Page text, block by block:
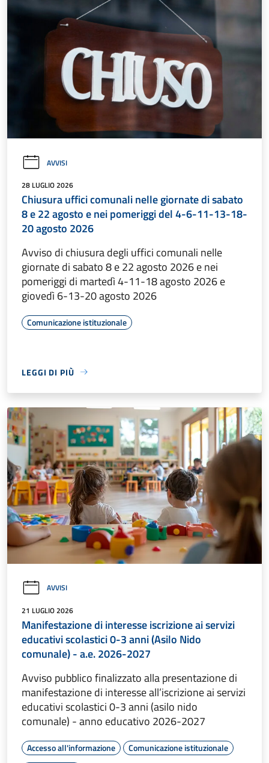
AVVISI
28 LUGLIO 2026
Chiusura uffici comunali nelle giornate di sabato
8 e 22 agosto e nei pomeriggi del 4-6-11-13-18-
20 agosto 2026
Avviso di chiusura degli uffici comunali nelle
giornate di sabato 8 e 22 agosto 2026 e nei
pomeriggi di martedì 4-11-18 agosto 2026 e
giovedì 6-13-20 agosto 2026
Comunicazione istituzionale
LEGGI DI PIÙ
AVVISI
21 LUGLIO 2026
Manifestazione di interesse iscrizione ai servizi
educativi scolastici 0-3 anni (Asilo Nido
comunale) - a.e. 2026-2027
Avviso pubblico finalizzato alla presentazione di
manifestazione di interesse all’iscrizione ai servizi
educativi scolastici 0-3 anni (asilo nido
comunale) - anno educativo 2026-2027
Accesso all'informazione
Comunicazione istituzionale